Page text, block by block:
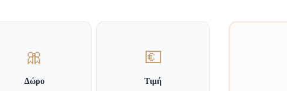
🎀
Δώρο
💶
Τιμή